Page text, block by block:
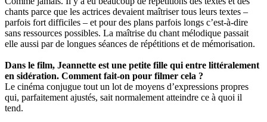
chants parce que les actrices devaient maîtriser tous leurs textes –
parfois fort difficiles – et pour des plans parfois longs c’est-à-dire
sans ressources possibles. La maîtrise du chant mélodique passait
elle aussi par de longues séances de répétitions et de mémorisation.
Dans le film, Jeannette est une petite fille qui entre littéralement
en sidération. Comment fait-on pour filmer cela ?
Le cinéma conjugue tout un lot de moyens d’expressions propres
qui, parfaitement ajustés, sait normalement atteindre ce à quoi il
tend.